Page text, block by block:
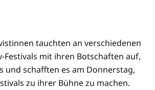
tauchten an verschiedenen
Festivals mit ihren Botschaften auf,
und schafften es am Donnerstag,
zu ihrer Bühne zu machen.